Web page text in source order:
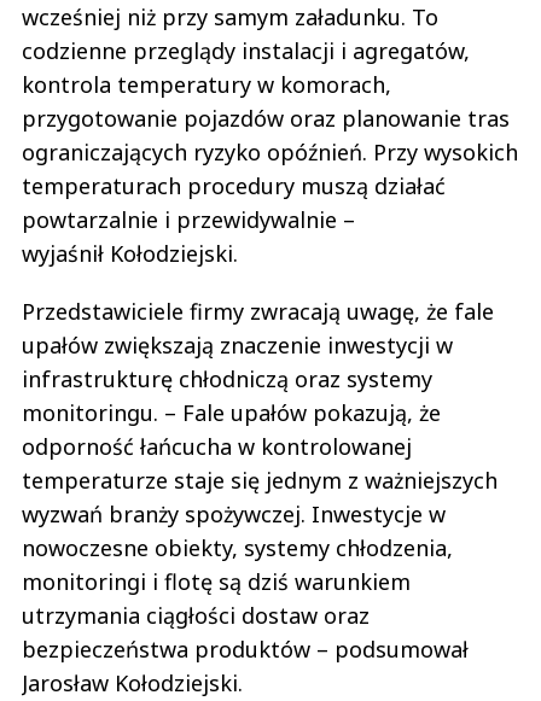
wcześniej niż przy samym załadunku. To
codzienne przeglądy instalacji i agregatów,
kontrola temperatury w komorach,
przygotowanie pojazdów oraz planowanie tras
ograniczających ryzyko opóźnień. Przy wysokich
temperaturach procedury muszą działać
powtarzalnie i przewidywalnie –
wyjaśnił Kołodziejski.
Przedstawiciele firmy zwracają uwagę, że fale
upałów zwiększają znaczenie inwestycji w
infrastrukturę chłodniczą oraz systemy
monitoringu. – Fale upałów pokazują, że
odporność łańcucha w kontrolowanej
temperaturze staje się jednym z ważniejszych
wyzwań branży spożywczej. Inwestycje w
nowoczesne obiekty, systemy chłodzenia,
monitoringi i flotę są dziś warunkiem
utrzymania ciągłości dostaw oraz
bezpieczeństwa produktów – podsumował
Jarosław Kołodziejski.